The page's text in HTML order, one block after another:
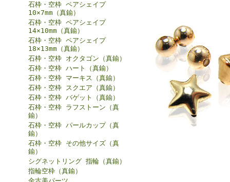
石枠・空枠 ペアシェイプ
10×7mm（真鍮）
石枠・空枠 ペアシェイプ
14×10mm（真鍮）
石枠・空枠 ペアシェイプ
18×13mm（真鍮）
石枠・空枠 オクタゴン（真鍮）
石枠・空枠 ハート（真鍮）
石枠・空枠 マーキス（真鍮）
石枠・空枠 スクエア（真鍮）
石枠・空枠 バゲット（真鍮）
石枠・空枠 ラフストーン（真
鍮）
石枠・空枠 パールカップ（真
鍮）
石枠・空枠 その他サイズ（真
鍮）
シグネットリング 指輪（真鍮）
指輪空枠（真鍮）